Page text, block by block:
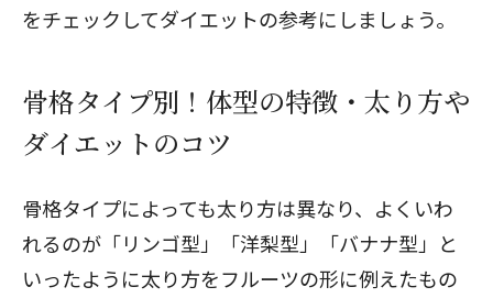
をチェックしてダイエットの参考にしましょう。
骨格タイプ別！体型の特徴・太り方や
ダイエットのコツ
骨格タイプによっても太り方は異なり、よくいわ
れるのが「リンゴ型」「洋梨型」「バナナ型」と
いったように太り方をフルーツの形に例えたもの